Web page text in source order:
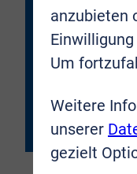
Daten an
übermittelt
anzubieten
Um
Weitere
unserer
gezielt